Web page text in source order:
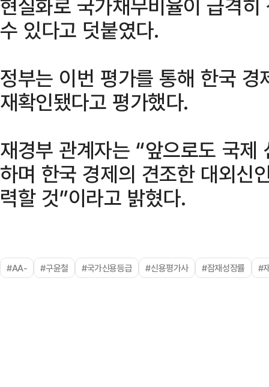
현실화로 국가채무비율이 급격
수 있다고 덧붙였다.
정부는 이번 평가를 통해 한국
재확인됐다고 평가했다.
재경부 관계자는 “앞으로도 국제
하며 한국 경제의 견조한 대외신
력할 것”이라고 밝혔다.
#AA- #구윤철 #국가신용등급 #신용평가사 #잠재성장률 #